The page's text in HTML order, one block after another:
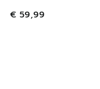
€ 59,99